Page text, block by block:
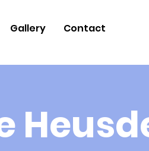
Gallery Contact